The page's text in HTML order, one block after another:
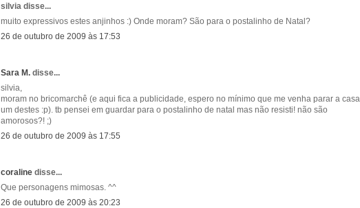
silvia disse...
muito expressivos estes anjinhos :) Onde moram? São para o postalinho de Natal?
26 de outubro de 2009 às 17:53
Sara M. disse...
silvia,
moram no bricomarchê (e aqui fica a publicidade, espero no mínimo que me venha parar a casa
um destes :p). tb pensei em guardar para o postalinho de natal mas não resisti! não são
amorosos?! ;)
26 de outubro de 2009 às 17:55
coraline disse...
Que personagens mimosas. ^^
26 de outubro de 2009 às 20:23